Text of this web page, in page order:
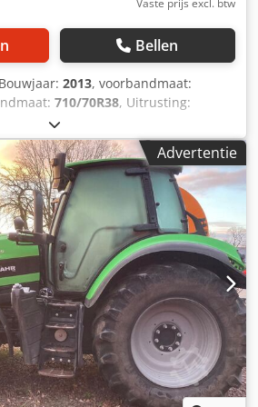
Vaste prijs excl. btw
Bellen
2013, voorbandmaat:
710/70R38, Uitrusting:
2 LED-/Xenon-werklampen
l/min / tril-/verwarmd ISOBUS
artikel 3445629 / Djdpfx Ajr
Advertentie